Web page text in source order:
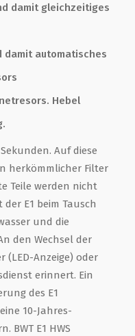
damit gleichzeitiges
damit automatisches
Hebel
Auf diese
herkömmlicher Filter
Teile werden nicht
E1 beim Tausch
und die
den Wechsel der
(LED-Anzeige) oder
erinnert. Ein
des E1
10-Jahres-
BWT E1 HWS